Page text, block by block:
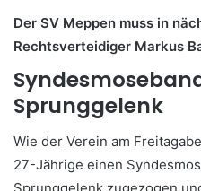
Der SV Meppen muss in
Rechtsverteidiger Markus
Sprunggelenk
Wie der Verein am
27-Jährige einen